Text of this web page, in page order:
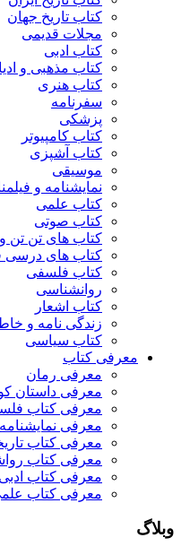
کتاب تاریخ جهان
مجلات قدیمی
کتاب ادبی
کتاب مذهبی و
کتاب هنری
سفرنامه
پزشکی
کتاب کامپیوتر
کتاب آشپزی
موسیقی
نمایشنامه و
کتاب علمی
کتاب صوتی
کتاب های تن تن و
کتاب های درسی
کتاب فلسفی
روانشناسی
کتاب اشعار
زندگی نامه و
کتاب سیاسی
معرفی کتاب
معرفی رمان
معرفی داستان
معرفی کتاب
معرفی نمایشنامه
معرفی کتاب
معرفی کتاب
معرفی کتاب ادبی
معرفی کتاب
وبلاگ